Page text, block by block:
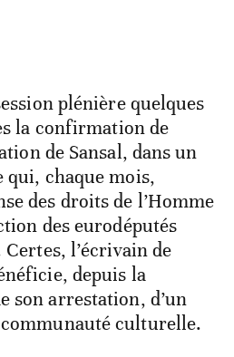
plénière quelques
la confirmation de
de Sansal, dans un
qui, chaque mois,
des droits de l’Homme
des eurodéputés
l’écrivain de
depuis la
son arrestation, d’un
culturelle.